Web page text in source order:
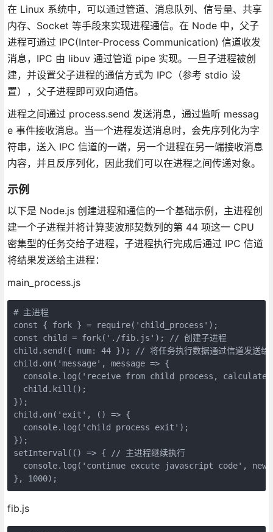
在 Linux 系统中，可以通过管道、消息队列、信号量、共享
内存、Socket 等手段来实现进程通信。在 Node 中，父子
进程可通过 IPC(Inter-Process Communication) 信道收发
消息，IPC 由 libuv 通过管道 pipe 实现。一旦子进程被创
建，并设置父子进程的通信方式为 IPC（参考 stdio 设
置），父子进程即可双向通信。
进程之间通过 process.send 发送消息，通过监听 messag
e 事件接收消息。当一个进程发送消息时，会先序列化为字
符串，送入 IPC 信道的一端，另一个进程在另一端接收消息
内容，并且反序列化，因此我们可以在进程之间传递对象。
示例
以下是 Node.js 创建进程和通信的一个基础示例，主进程创
建一个子进程并将计算斐波那契数列的第 44 项这一 CPU
密集型的任务交给子进程，子进程执行完成后通过 IPC 信道
将结果发送给主进程：
main_process.js
# 主进程
const { fork } = require('child_process');
const child = fork('./fib.js'); // 创建子进程
child.send({ num: 44 }); // 将任务执行数据通过信道发送给
child.on('message', message => {
console.log('receive from child process, calculate
  child.kill();
});
child.on('exit', () => {
  console.log('child process exit');
});
setInterval(() => { // 主进程继续执行
console.log('continue excute javascript code', new
fib.js